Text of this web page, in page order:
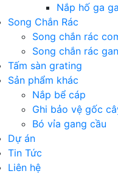
Nắp hố ga
Song Chắn Rác
Song chắn rác
Song chắn rác
Tấm sàn grating
Sản phẩm khác
Nắp bể cáp
Ghi bảo vệ gốc
Bó vỉa gang cầu
Dự án
Tin Tức
Liên hệ